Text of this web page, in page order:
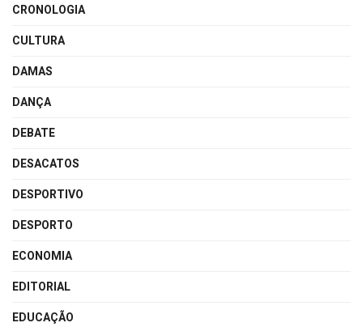
CRONOLOGIA
CULTURA
DAMAS
DANÇA
DEBATE
DESACATOS
DESPORTIVO
DESPORTO
ECONOMIA
EDITORIAL
EDUCAÇÃO